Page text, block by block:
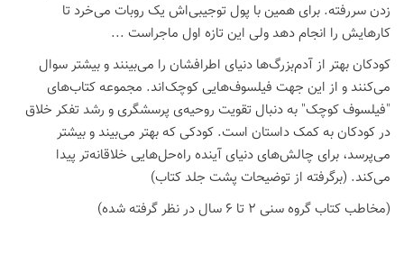
زدن سررفته. برای همین با پول توجیبی‌اش یک روبات می‌خرد تا
کارهایش را انجام دهد ولی این تازه اول ماجراست ...
کودکان بهتر از آدم‌بزرگ‌ها دنیای اطرافشان را می‌بینند و بیشتر سوال
می‌کنند و از این جهت فیلسوف‌هایی کوچک‌اند. مجموعه کتاب‌های
"فیلسوف کوچک" به دنبال تقویت روحیه‌ی پرسشگری و رشد تفکر خلاق
در کودکان به کمک داستان است. کودکی که بهتر می‌بیند و بیشتر
می‌پرسد، برای چالش‌های دنیای آینده راه‌حل‌هایی خلاقانه‌تر پیدا
می‌کند. (برگرفته از توضیحات پشت جلد کتاب)
(مخاطب کتاب گروه سنی 2 تا 6 سال در نظر گرفته شده)